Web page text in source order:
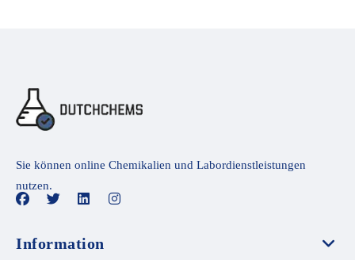
Sie können online Chemikalien und Labordienstleistungen
nutzen.
Information